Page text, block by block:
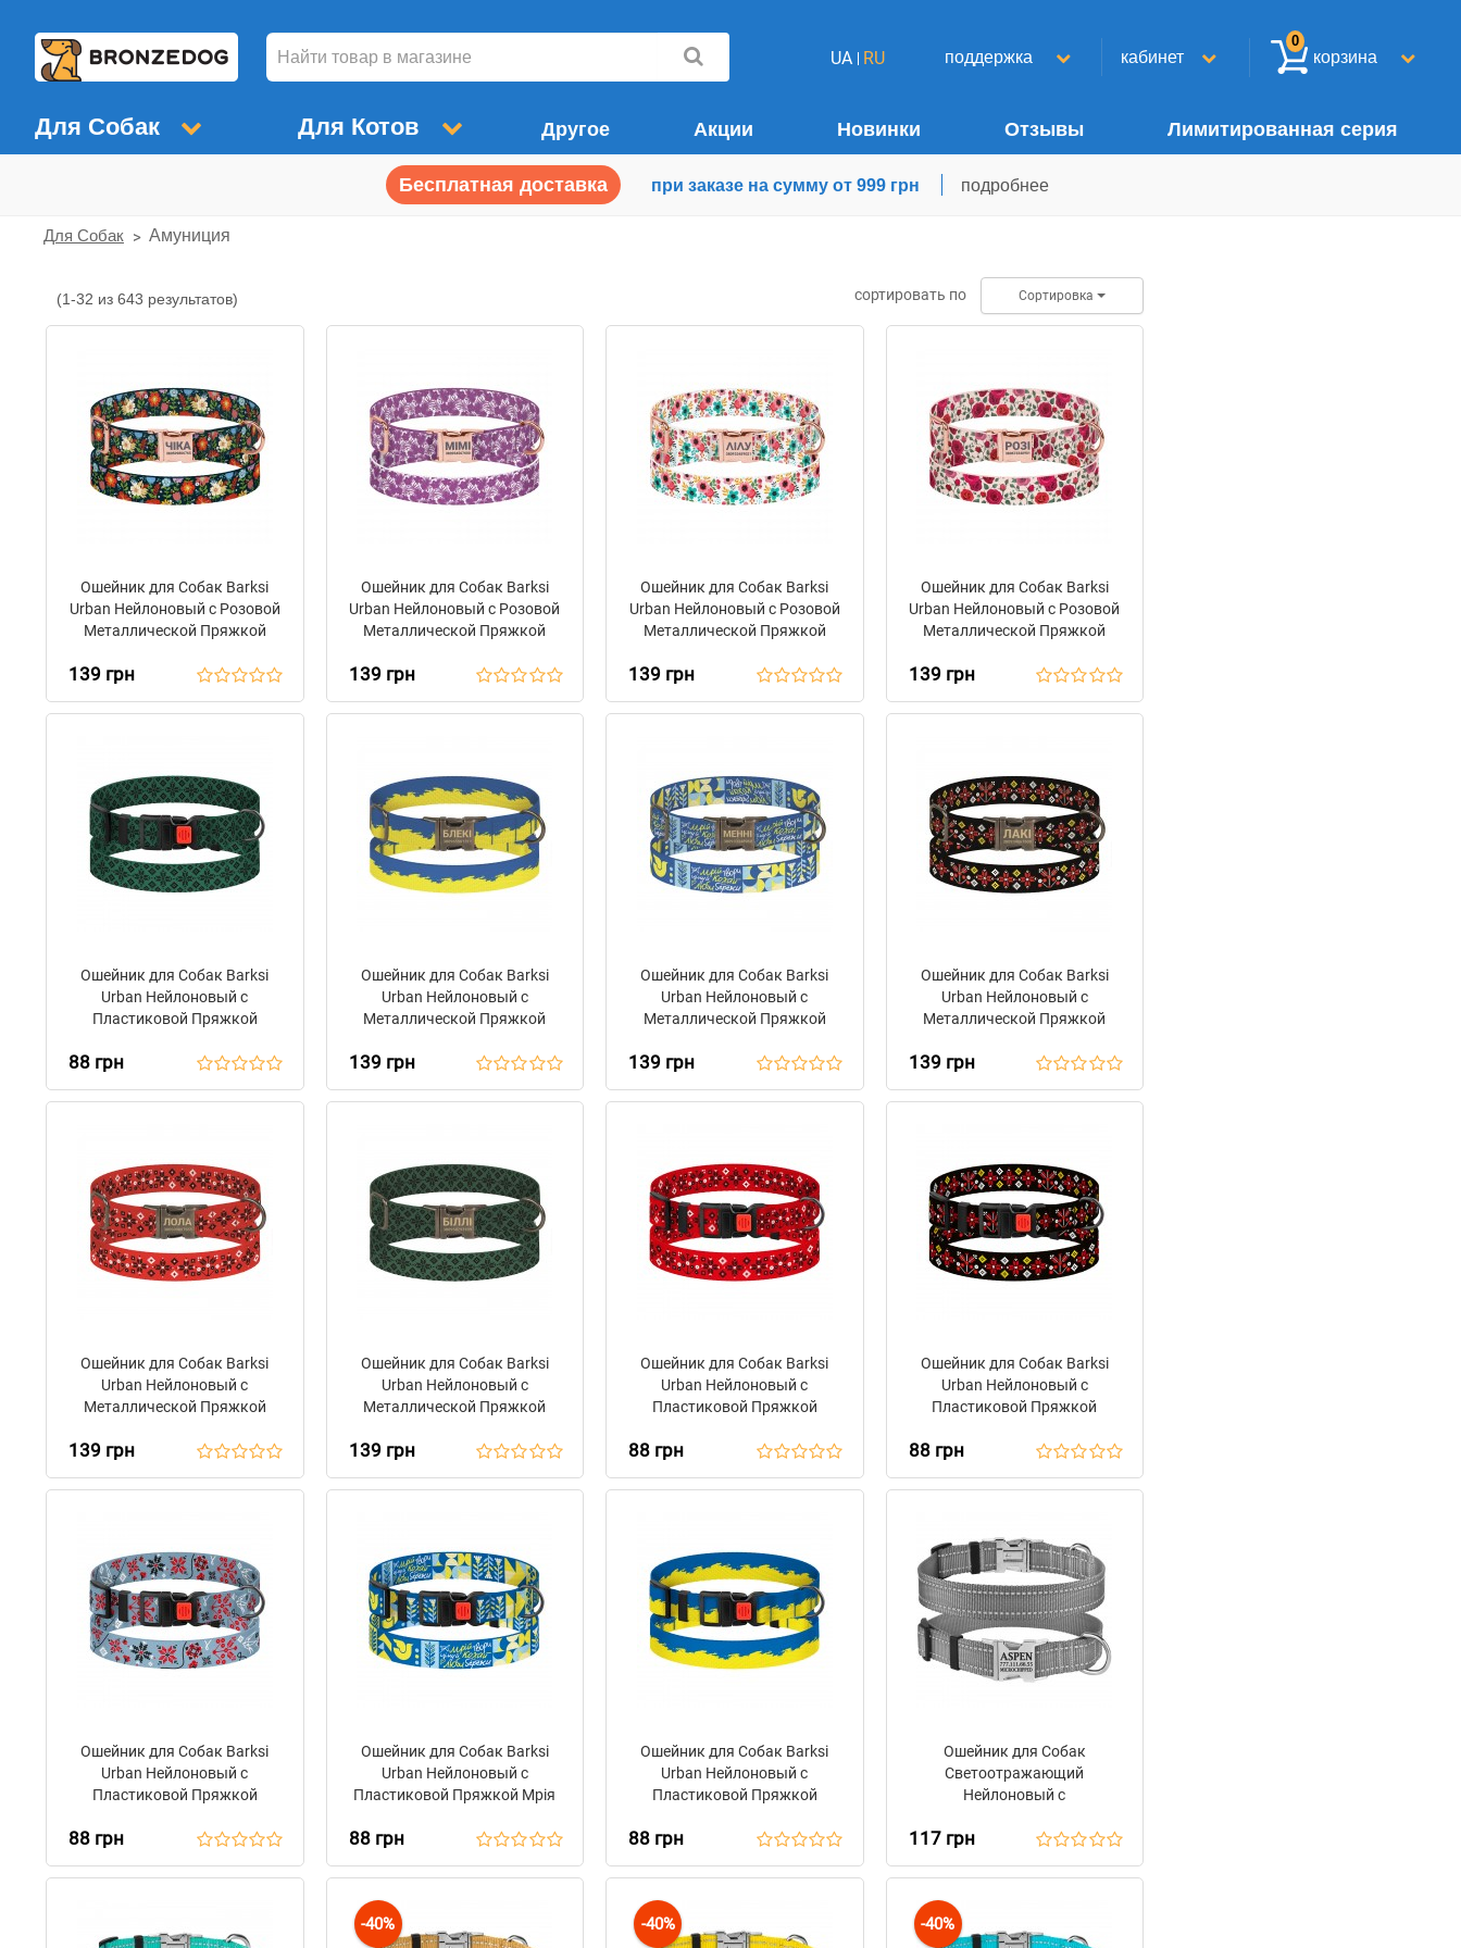
UA RU поддержка кабинет корзина
0
Для Собак Для Котов Другое Акции Новинки Отзывы Лимитированная серия
Бесплатная доставка при заказе на сумму от 999 грн подробнее
Для Собак Амуниция
Амуниция
(1-32 из 643 результатов) сортировать по Сортировка
Ошейник для Собак Barksi
Urban Нейлоновый с Розовой
Металлической Пряжкой
139 грн
Ошейник для Собак Barksi
Urban Нейлоновый с Розовой
Металлической Пряжкой
139 грн
Ошейник для Собак Barksi
Urban Нейлоновый с Розовой
Металлической Пряжкой
139 грн
Ошейник для Собак Barksi
Urban Нейлоновый с Розовой
Металлической Пряжкой
139 грн
Ошейник для Собак Barksi
Urban Нейлоновый с
Пластиковой Пряжкой
88 грн
Ошейник для Собак Barksi
Urban Нейлоновый с
Металлической Пряжкой
139 грн
Ошейник для Собак Barksi
Urban Нейлоновый с
Металлической Пряжкой
139 грн
Ошейник для Собак Barksi
Urban Нейлоновый с
Металлической Пряжкой
139 грн
Ошейник для Собак Barksi
Urban Нейлоновый с
Металлической Пряжкой
139 грн
Ошейник для Собак Barksi
Urban Нейлоновый с
Металлической Пряжкой
139 грн
Ошейник для Собак Barksi
Urban Нейлоновый с
Пластиковой Пряжкой
88 грн
Ошейник для Собак Barksi
Urban Нейлоновый с
Пластиковой Пряжкой
88 грн
Ошейник для Собак Barksi
Urban Нейлоновый с
Пластиковой Пряжкой
88 грн
Ошейник для Собак Barksi
Urban Нейлоновый с
Пластиковой Пряжкой Мрія
88 грн
Ошейник для Собак Barksi
Urban Нейлоновый с
Пластиковой Пряжкой
88 грн
Ошейник для Собак
Светоотражающий
Нейлоновый с
BronzeDog Active Серый
117 грн
-40% -40% -40%